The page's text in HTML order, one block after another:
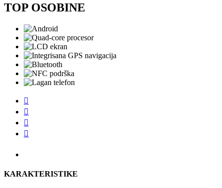
TOP OSOBINE




KARAKTERISTIKE